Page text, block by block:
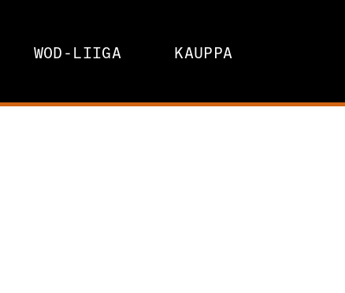
WOD-LIIGA KAUPPA